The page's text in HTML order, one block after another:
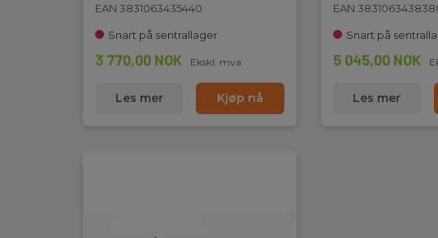
EAN 3831063435440
Snart på sentrallager
3 770,00 NOK Ekskl. mva
Les mer Kjøp nå
EAN
Snart på
5 045,00 NOK
Les mer